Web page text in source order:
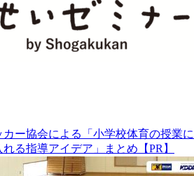
カー協会による「小学校体育の授業に
る指導アイデア」まとめ【PR】